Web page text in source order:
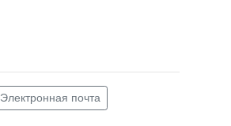
Электронная почта